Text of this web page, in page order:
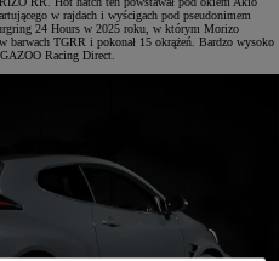
w rajdach i wyścigach pod pseudonimem
24 Hours w 2025 roku, w którym Morizo
barwach TGRR i pokonał 15 okrążeń. Bardzo wysoko
Racing Direct.